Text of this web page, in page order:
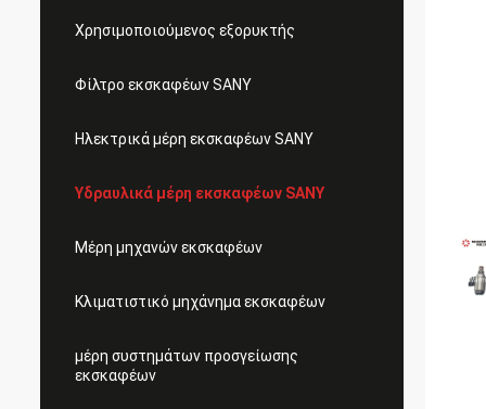
Χρησιμοποιούμενος εξορυκτής
Φίλτρο εκσκαφέων SANY
Ηλεκτρικά μέρη εκσκαφέων SANY
Υδραυλικά μέρη εκσκαφέων SANY
Μέρη μηχανών εκσκαφέων
Κλιματιστικό μηχάνημα εκσκαφέων
μέρη συστημάτων προσγείωσης
εκσκαφέων